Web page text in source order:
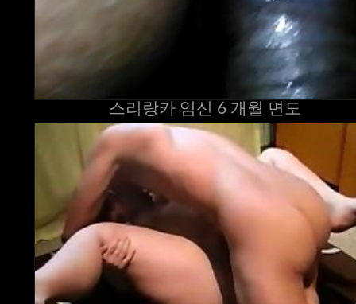
스리랑카 임신 6 개월 면도